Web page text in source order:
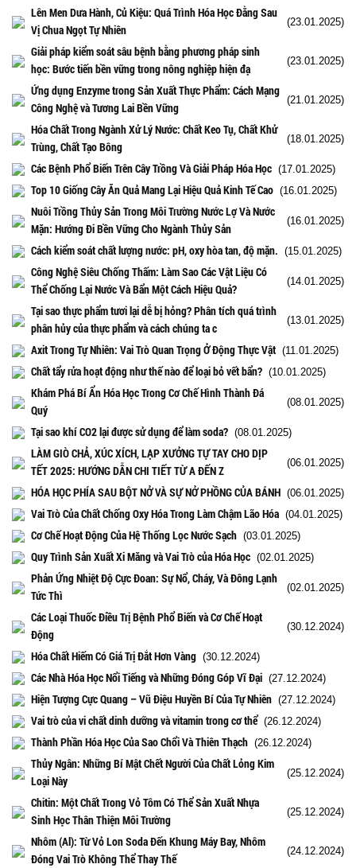
Lên Men Dưa Hành, Củ Kiệu: Quá Trình Hóa Học Đằng Sau
Vị Chua Ngọt Tự Nhiên
(23.01.2025)
Giải pháp kiểm soát sâu bệnh bằng phương pháp sinh
học: Bước tiến bền vững trong nông nghiệp hiện đạ
(23.01.2025)
Ứng dụng Enzyme trong Sản Xuất Thực Phẩm: Cách Mạng
Công Nghệ và Tương Lai Bền Vững
(21.01.2025)
Hóa Chất Trong Ngành Xử Lý Nước: Chất Keo Tụ, Chất Khử
Trùng, Chất Tạo Bông
(18.01.2025)
Các Bệnh Phổ Biến Trên Cây Trồng Và Giải Pháp Hóa Học (17.01.2025)
Top 10 Giống Cây Ăn Quả Mang Lại Hiệu Quả Kinh Tế Cao (16.01.2025)
Nuôi Trồng Thủy Sản Trong Môi Trường Nước Lợ Và Nước
Mặn: Hướng Đi Bền Vững Cho Ngành Thủy Sản
(16.01.2025)
Cách kiểm soát chất lượng nước: pH, oxy hòa tan, độ mặn. (15.01.2025)
Công Nghệ Siêu Chống Thấm: Làm Sao Các Vật Liệu Có
Thể Chống Lại Nước Và Bẩn Một Cách Hiệu Quả?
(14.01.2025)
Tại sao thực phẩm tươi lại dễ bị hỏng? Phân tích quá trình
phân hủy của thực phẩm và cách chúng ta c
(13.01.2025)
Axit Trong Tự Nhiên: Vai Trò Quan Trọng Ở Động Thực Vật (11.01.2025)
Chất tẩy rửa hoạt động như thế nào để loại bỏ vết bẩn? (10.01.2025)
Khám Phá Bí Ẩn Hóa Học Trong Cơ Chế Hình Thành Đá
Quý
(08.01.2025)
Tại sao khí CO2 lại được sử dụng để làm soda? (08.01.2025)
LÀM GIÒ CHẢ, XÚC XÍCH, LẠP XƯỞNG TỰ TAY CHO DỊP
TẾT 2025: HƯỚNG DẪN CHI TIẾT TỪ A ĐẾN Z
(06.01.2025)
HÓA HỌC PHÍA SAU BỘT NỞ VÀ SỰ NỞ PHỒNG CỦA BÁNH (06.01.2025)
Vai Trò Của Chất Chống Oxy Hóa Trong Làm Chậm Lão Hóa (04.01.2025)
Cơ Chế Hoạt Động Của Hệ Thống Lọc Nước Sạch (03.01.2025)
Quy Trình Sản Xuất Xi Măng và Vai Trò của Hóa Học (02.01.2025)
Phản Ứng Nhiệt Độ Cực Đoan: Sự Nổ, Cháy, Và Đông Lạnh
Tức Thì
(02.01.2025)
Các Loại Thuốc Điều Trị Bệnh Phổ Biến và Cơ Chế Hoạt
Động
(30.12.2024)
Hóa Chất Hiếm Có Giá Trị Đắt Hơn Vàng (30.12.2024)
Các Nhà Hóa Học Nổi Tiếng và Những Đóng Góp Vĩ Đại (27.12.2024)
Hiện Tượng Cực Quang – Vũ Điệu Huyền Bí Của Tự Nhiên (27.12.2024)
Vai trò của vi chất dinh dưỡng và vitamin trong cơ thể (26.12.2024)
Thành Phần Hóa Học Của Sao Chổi Và Thiên Thạch (26.12.2024)
Thủy Ngân: Những Bí Mật Chết Người Của Chất Lỏng Kim
Loại Này
(25.12.2024)
Chitin: Một Chất Trong Vỏ Tôm Có Thể Sản Xuất Nhựa
Sinh Học Thân Thiện Môi Trường
(25.12.2024)
Nhôm (Al): Từ Vỏ Lon Soda Đến Khung Máy Bay, Nhôm
Đóng Vai Trò Không Thể Thay Thế
(24.12.2024)